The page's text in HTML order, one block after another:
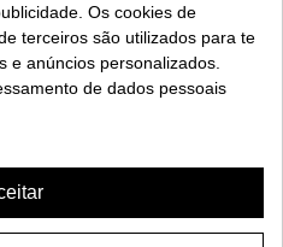
Os cookies de
terceiros são utilizados para te
e anúncios personalizados.
de dados pessoais